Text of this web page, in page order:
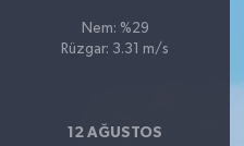
Nem: %29
Rüzgar: 3.31 m/s
12 AĞUSTOS